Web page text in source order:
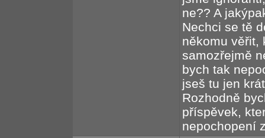
ne?? A
Nechci se tě
někomu věřit,
samozřejmě
bych tak
jseš tu jen
Rozhodně
příspěvek,
nepochopení